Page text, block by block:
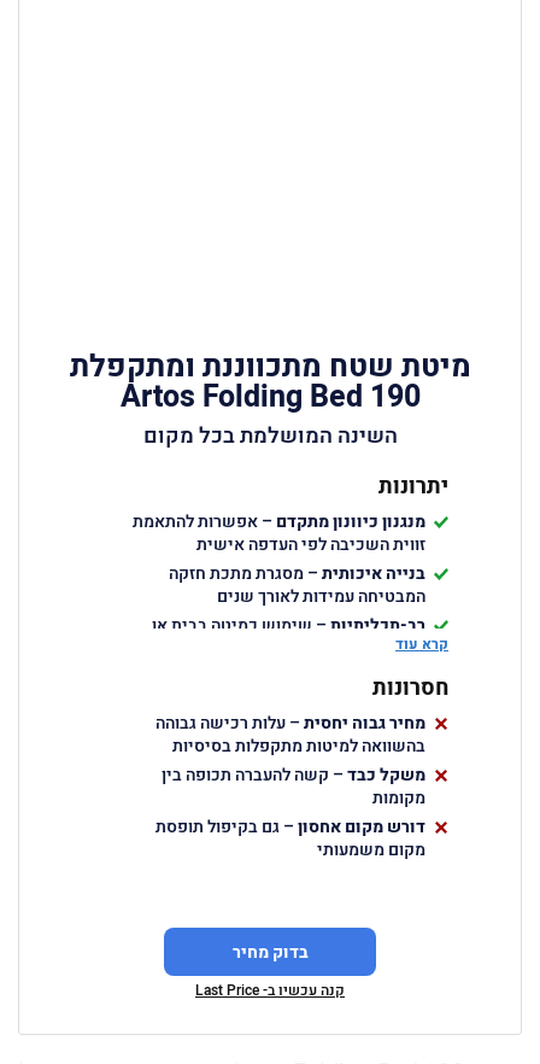
מיטת שטח מתכווננת ומתקפלת
Artos Folding Bed 190
השינה המושלמת בכל מקום
יתרונות
מנגנון כיוונון מתקדם – אפשרות להתאמת
זווית השכיבה לפי העדפה אישית
בנייה איכותית– מסגרת מתכת חזקה
המבטיחה עמידות לאורך שנים
רב-תכליתיות– שימוש כמיטה בבית או
בחוץ
קל להרכבה ולקיפול
לאחסון מהיר
קרא עוד
חסרונות
מחיר גבוה יחסית– עלות רכישה גבוהה
בהשוואה למיטות מתקפלות בסיסיות
משקל כבד– קשה להעברה תכופה בין
מקומות
דורש מקום אחסון– גם בקיפול תופסת
מקום משמעותי
בדוק מחיר
קנה עכשיו ב- Last Price